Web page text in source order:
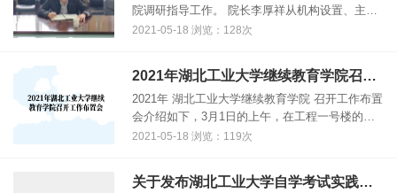
院调研指导工作。 院长李厚祥从机构设置、主要
业务及业绩、面临的困难、存在的风险点、今后
2021-05-18 浏览：128次
2021年湖北工业大学继续教育学院召开工作布置会
2021年 湖北工业大学继续教育学院 召开工作布置
会介绍如下，3月1日的上午，在工程一号楼的四
楼会议室，继续教育学院召开了教职工大会，由
2021-05-18 浏览：119次
关于发布湖北工业大学自学考试实践环节考核考试安排的通知